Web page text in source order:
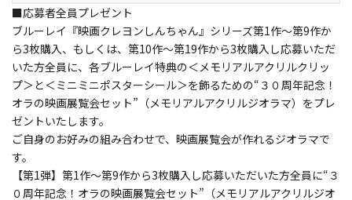
ＵＮＴＩ（Unidentified Nature Team Inspection・通称、ウンツ
ィ）は、その爆弾を察知し、爆弾の回収に動き出す。
同じ頃、その情報を傍受している者たちがいた。美人テロ集団
『ひなげし歌劇団』だ。沖縄から帰宅した野原一家は、ＵＮＴＩ
からシロにくっついた物が地球を丸ごと吹き飛ばす破壊力を持っ
た爆弾である事、そしてシロから取り外す事が出来ない事を知ら
される。ＵＮＴＩは地球の安全のためにシロごと宇宙に飛ばし爆
破すると言う。
「シロは誰にも渡さないゾ！」
爆弾を巡って、ＵＮＴＩやひなげし歌劇団が迫る！！果たして、
しんのすけはシロを救うことができるのか！？ ６５億人 対 ひとり
SEAMO／制作：シンエイ動画・テレビ朝日・ＡＤＫ・双葉社／配
給：東宝 他
人：戸田恵子／金波：来宮良子／銀波：此島愛子／ うらら(歌劇団
３人衆)：ゆかな／くらら(歌劇団３人衆)：折井あゆみ／さらら(歌
劇団３人衆)：大島麻衣／空港の歌劇団員：今井 優／新人女性隊
員：浦野一美／先輩女性隊員：野呂佳代 他
■応募者全員プレゼント
ブルーレイ『映画クレヨンしんちゃん』シリーズ第1作～第9作か
ら3枚購入、もしくは、第10作～第19作から3枚購入し応募いただ
いた方全員に、各ブルーレイ特典の＜メモリアルアクリルクリッ
プ＞と＜ミニミニポスターシール＞を飾るための“３０周年記念！
オラの映画展覧会セット”（メモリアルアクリルジオラマ）をプレ
ゼントいたします。
ご自身のお好みの組み合わせで、映画展覧会が作れるジオラマで
す。
【第1弾】第1作～第9作から3枚購入し応募いただいた方全員に“３
０周年記念！オラの映画展覧会セット”（メモリアルアクリルジオ